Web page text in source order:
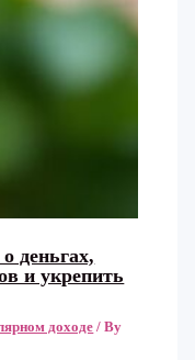
деньгах,
и укрепить
доходе / By